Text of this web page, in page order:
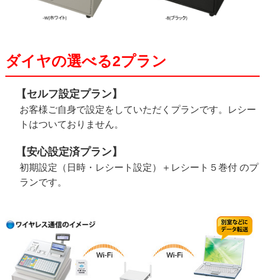
ダイヤの選べる2プラン
【セルフ設定プラン】
お客様ご自身で設定をしていただくプランです。レシー
トはついておりません。
【安心設定済プラン】
初期設定（日時・レシート設定）＋レシート５巻付 のプ
ランです。